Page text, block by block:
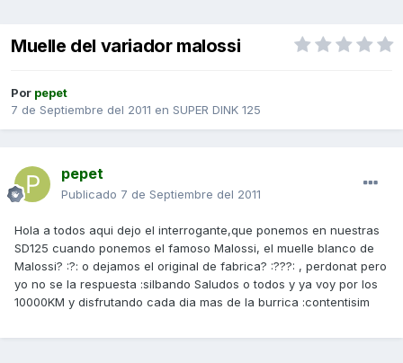
Muelle del variador malossi
Por pepet
7 de Septiembre del 2011 en SUPER DINK 125
pepet
Publicado 7 de Septiembre del 2011
Hola a todos aqui dejo el interrogante,que ponemos en nuestras
SD125 cuando ponemos el famoso Malossi, el muelle blanco de
Malossi? :?: o dejamos el original de fabrica? :???: , perdonat pero
yo no se la respuesta :silbando Saludos o todos y ya voy por los
10000KM y disfrutando cada dia mas de la burrica :contentisim